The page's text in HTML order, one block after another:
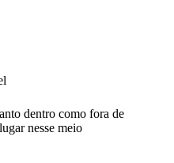
dentro como fora de
nesse meio